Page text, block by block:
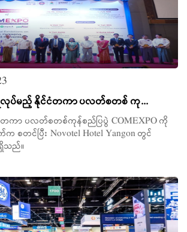
ြုလုပ်မည့် နိုင်ငံတကာ ပလတ်စတစ် ကု...
တကာ ပလတ်စတစ်ကုန်စည်ပြပွဲ COMEXPO ကို
စတင်ပြီး Novotel Hotel Yangon တွင်
သည်။